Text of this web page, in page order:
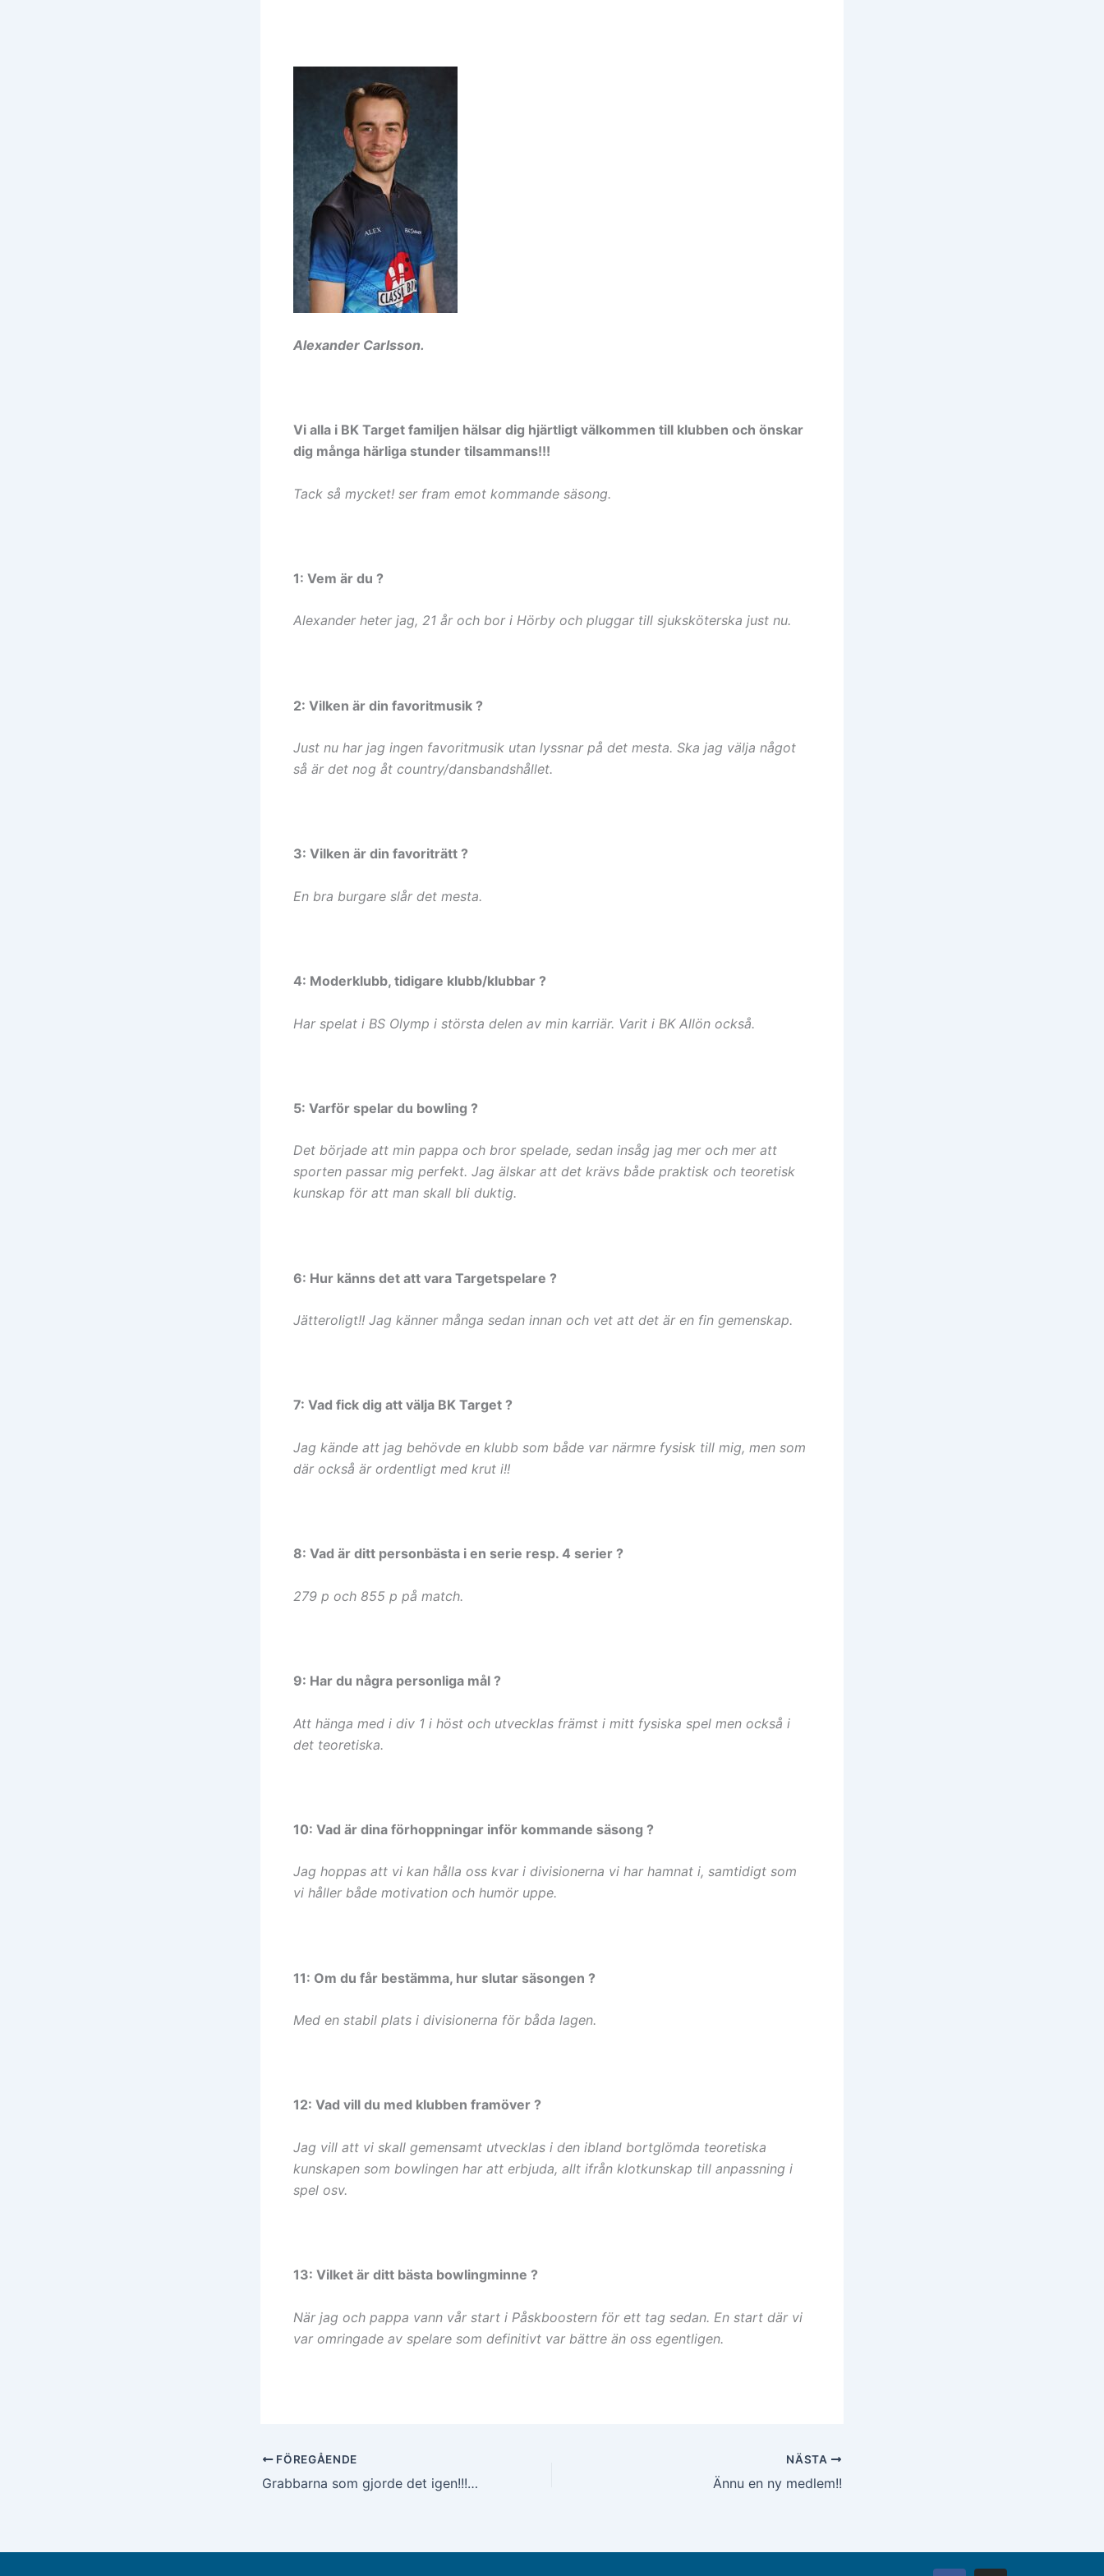
Alexander Carlsson.
Vi alla i BK Target familjen hälsar dig hjärtligt välkommen till klubben och önskar
dig många härliga stunder tilsammans!!!
Tack så mycket! ser fram emot kommande säsong.
1: Vem är du ?
Alexander heter jag, 21 år och bor i Hörby och pluggar till sjuksköterska just nu.
2: Vilken är din favoritmusik ?
Just nu har jag ingen favoritmusik utan lyssnar på det mesta. Ska jag välja något
så är det nog åt country/dansbandshållet.
3: Vilken är din favoriträtt ?
En bra burgare slår det mesta.
4: Moderklubb, tidigare klubb/klubbar ?
Har spelat i BS Olymp i största delen av min karriär. Varit i BK Allön också.
5: Varför spelar du bowling ?
Det började att min pappa och bror spelade, sedan insåg jag mer och mer att
sporten passar mig perfekt. Jag älskar att det krävs både praktisk och teoretisk
kunskap för att man skall bli duktig.
6: Hur känns det att vara Targetspelare ?
Jätteroligt!! Jag känner många sedan innan och vet att det är en fin gemenskap.
7: Vad fick dig att välja BK Target ?
Jag kände att jag behövde en klubb som både var närmre fysisk till mig, men som
där också är ordentligt med krut i!!
8: Vad är ditt personbästa i en serie resp. 4 serier ?
279 p och 855 p på match.
9: Har du några personliga mål ?
Att hänga med i div 1 i höst och utvecklas främst i mitt fysiska spel men också i
det teoretiska.
10: Vad är dina förhoppningar inför kommande säsong ?
Jag hoppas att vi kan hålla oss kvar i divisionerna vi har hamnat i, samtidigt som
vi håller både motivation och humör uppe.
11: Om du får bestämma, hur slutar säsongen ?
Med en stabil plats i divisionerna för båda lagen.
12: Vad vill du med klubben framöver ?
Jag vill att vi skall gemensamt utvecklas i den ibland bortglömda teoretiska
kunskapen som bowlingen har att erbjuda, allt ifrån klotkunskap till anpassning i
spel osv.
13: Vilket är ditt bästa bowlingminne ?
När jag och pappa vann vår start i Påskboostern för ett tag sedan. En start där vi
var omringade av spelare som definitivt var bättre än oss egentligen.
FÖREGÅENDE
Grabbarna som gjorde det igen!!!!!!!!!
NÄSTA
Ännu en ny medlem!!